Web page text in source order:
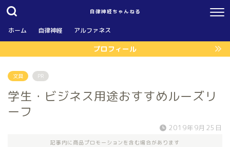
自律神経ちゃんねる
ホーム 自律神経 アルファネス
プロフィール
文具 PR
学生・ビジネス用途おすすめルーズリ
ーフ
2019年9月25日
記事内に商品プロモーションを含む場合があります